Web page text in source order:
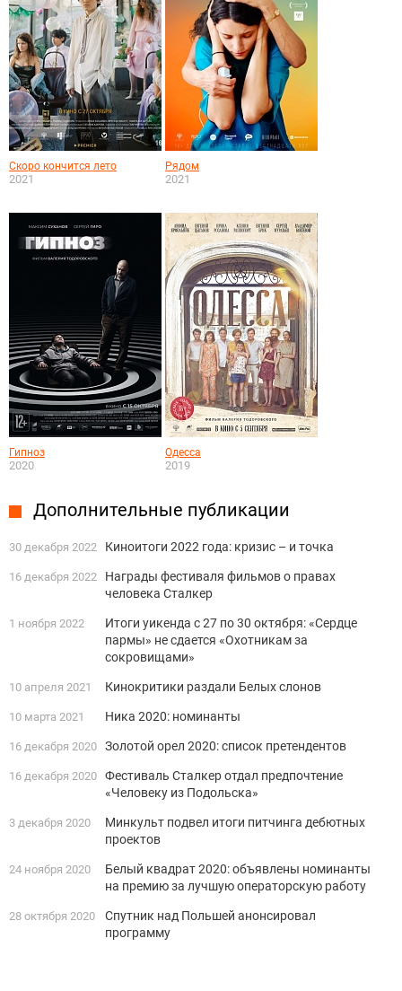
Скоро кончится лето
2021
Рядом
2021
Гипноз
2020
Одесса
2019
Дополнительные публикации
30 декабря 2022 Киноитоги 2022 года: кризис – и точка
16 декабря 2022
Награды фестиваля фильмов о правах
человека Сталкер
1 ноября 2022
Итоги уикенда с 27 по 30 октября: «Сердце
пармы» не сдается «Охотникам за
сокровищами»
10 апреля 2021 Кинокритики раздали Белых слонов
10 марта 2021 Ника 2020: номинанты
16 декабря 2020 Золотой орел 2020: список претендентов
16 декабря 2020 Фестиваль Сталкер отдал предпочтение
«Человеку из Подольска»
3 декабря 2020
Минкульт подвел итоги питчинга дебютных
проектов
24 ноября 2020
Белый квадрат 2020: объявлены номинанты
на премию за лучшую операторскую работу
28 октября 2020
Спутник над Польшей анонсировал
программу